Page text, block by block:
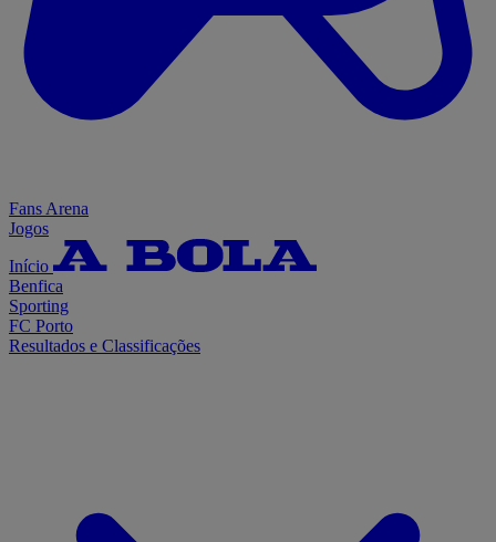
Fans Arena
Jogos
Início
Benfica
Sporting
FC Porto
Resultados e Classificações